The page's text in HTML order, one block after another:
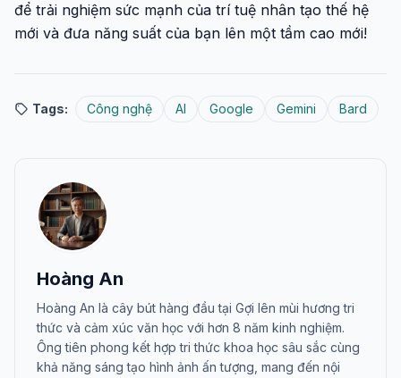
để trải nghiệm sức mạnh của trí tuệ nhân tạo thế hệ
mới và đưa năng suất của bạn lên một tầm cao mới!
Tags: Công nghệ AI Google Gemini Bard
Hoàng An
Hoàng An là cây bút hàng đầu tại Gợi lên mùi hương tri
thức và cảm xúc văn học với hơn 8 năm kinh nghiệm.
Ông tiên phong kết hợp tri thức khoa học sâu sắc cùng
khả năng sáng tạo hình ảnh ấn tượng, mang đến nội